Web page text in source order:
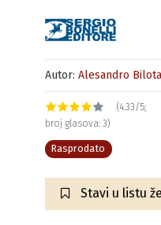
Autor: Alesandro Bilota
(4.33/5;
broj glasova: 3)
Rasprodato
Stavi u listu